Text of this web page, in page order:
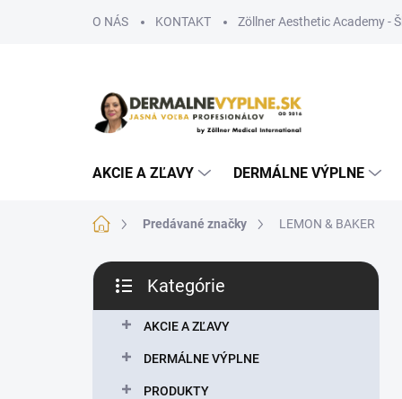
O NÁS KONTAKT Zöllner Aesthetic Academy -
AKCIE A ZĽAVY DERMÁLNE VÝPLNE
DomovPredávané značky LEMON & BAKER
B
č
kategórie
Kategórie
AKCIE A ZĽAVY
DERMÁLNE VÝPLNE
PRODUKTY